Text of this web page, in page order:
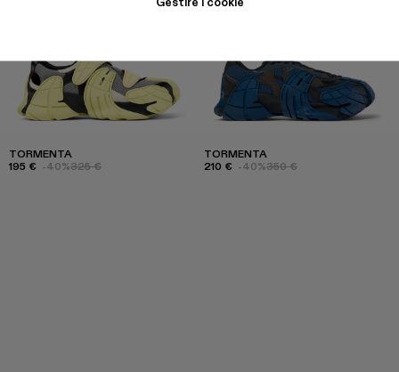
TORMENTA
195 € -40%325 €
TORMENTA
210 € -40%350 €